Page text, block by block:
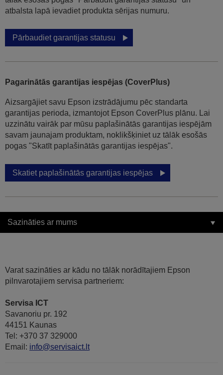
atbalsta lapā ievadiet produkta sērijas numuru.
Pārbaudiet garantijas statusu
Pagarinātās garantijas iespējas (CoverPlus)
Aizsargājiet savu Epson izstrādājumu pēc standarta
garantijas perioda, izmantojot Epson CoverPlus plānu. Lai
uzzinātu vairāk par mūsu paplašinātās garantijas iespējām
savam jaunajam produktam, noklikšķiniet uz tālāk esošās
pogas "Skatīt paplašinātās garantijas iespējas".
Skatiet paplašinātās garantijas iespējas
Sazināties ar mums
Varat sazināties ar kādu no tālāk norādītajiem Epson
pilnvarotajiem servisa partneriem:
Servisa ICT
Savanoriu pr. 192
44151 Kaunas
Tel: +370 37 329000
Email: info@servisaict.lt